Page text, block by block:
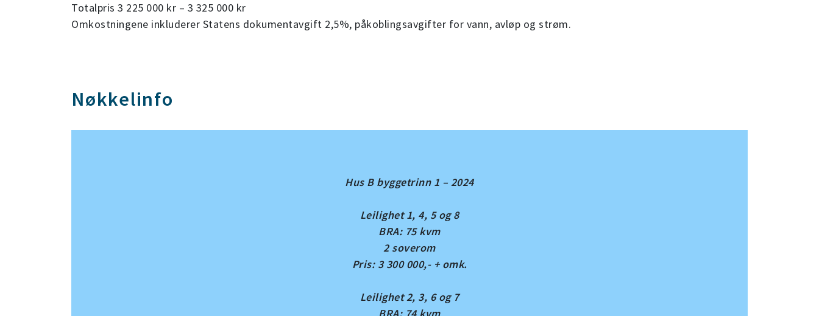
Totalpris 3 225 000 kr – 3 325 000 kr
Omkostningene inkluderer Statens dokumentavgift 2,5%, påkoblingsavgifter for vann, avløp og strøm.
Nøkkelinfo
Hus Bbyggetrinn 1 – 2024
Leilighet 1, 4, 5 og 8
BRA: 75 kvm
2 soverom
Pris: 3 300 000,- + omk.
Leilighet 2, 3, 6 og 7